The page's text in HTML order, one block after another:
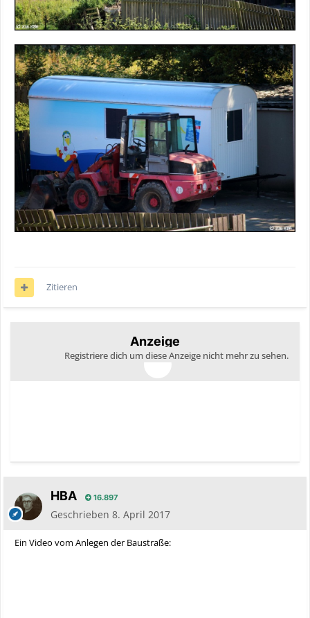
Zitieren
Anzeige
Registriere dich um diese Anzeige nicht mehr zu sehen.
HBA 16.897
Geschrieben 8. April 2017
Ein Video vom Anlegen der Baustraße: